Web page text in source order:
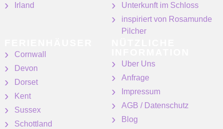
Irland
Unterkunft im Schloss
inspiriert von Rosamunde
Pilcher
Cornwall
Devon
Dorset
Kent
Sussex
Schottland
Uber Uns
Anfrage
Impressum
AGB / Datenschutz
Blog